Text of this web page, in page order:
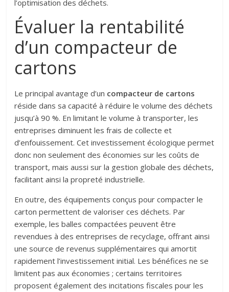
l’optimisation des déchets.
Évaluer la rentabilité
d’un compacteur de
cartons
Le principal avantage d’un compacteur de cartons
réside dans sa capacité à réduire le volume des déchets
jusqu’à 90 %. En limitant le volume à transporter, les
entreprises diminuent les frais de collecte et
d’enfouissement. Cet investissement écologique permet
donc non seulement des économies sur les coûts de
transport, mais aussi sur la gestion globale des déchets,
facilitant ainsi la propreté industrielle.
En outre, des équipements conçus pour compacter le
carton permettent de valoriser ces déchets. Par
exemple, les balles compactées peuvent être
revendues à des entreprises de recyclage, offrant ainsi
une source de revenus supplémentaires qui amortit
rapidement l’investissement initial. Les bénéfices ne se
limitent pas aux économies ; certains territoires
proposent également des incitations fiscales pour les